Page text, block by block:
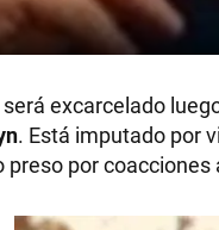
será excarcelado
. Está imputado por
preso por